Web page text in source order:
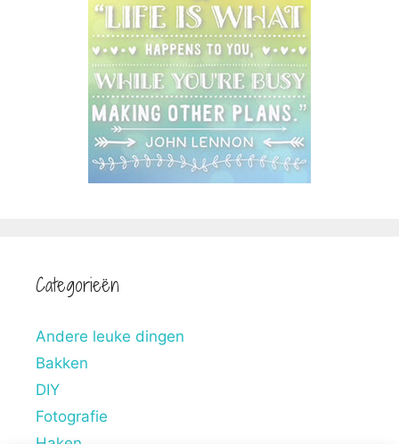
Categorieën
Andere leuke dingen
Bakken
DIY
Fotografie